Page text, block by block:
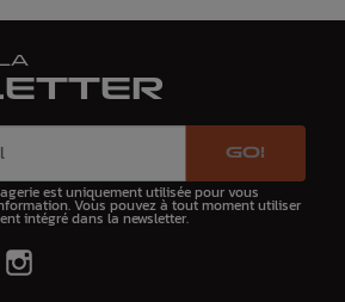
GO!
est uniquement utilisée pour vous
Vous pouvez à tout moment utiliser
intégré dans la newsletter.